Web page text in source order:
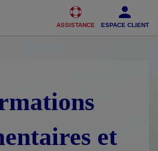
Accéder au Pied de page
ASSISTANCE ESPACE CLIENT
et